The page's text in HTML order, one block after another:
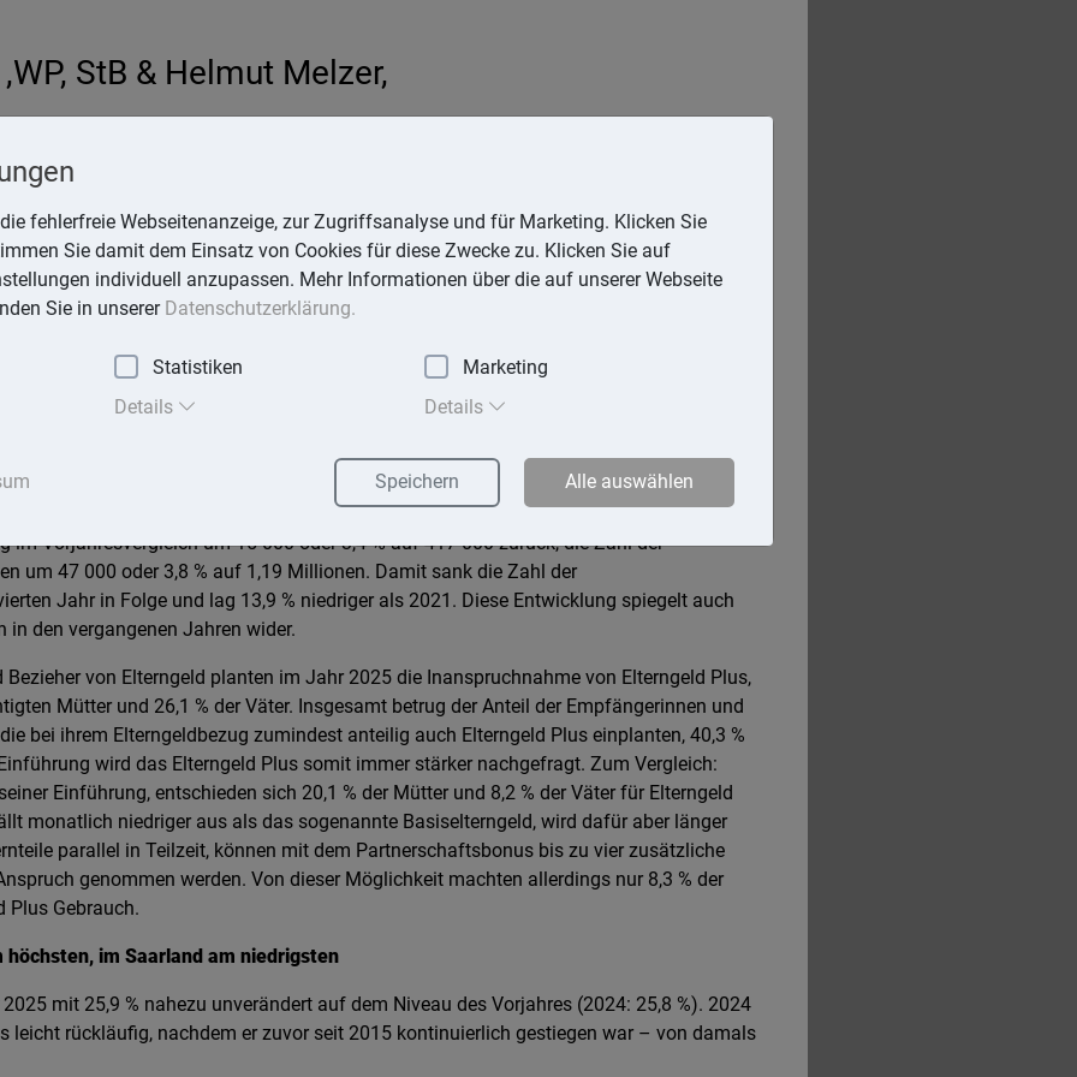
StB & Helmut Melzer,
online.de
und Männer in Deutschland haben im Jahr 2025 Elterngeld erhalten. Das waren rund
als im Jahr 2024. Wie das Statistische Bundesamt (Destatis) mitteilt, ging die Zahl der
im Vorjahresvergleich um 15 000 oder 3,4 % auf 417 000 zurück, die Zahl der
um 47 000 oder 3,8 % auf 1,19 Millionen. Damit sank die Zahl der
Jahr in Folge und lag 13,9 % niedriger als 2021. Diese Entwicklung spiegelt auch
in den vergangenen Jahren wider.
Bezieher von Elterngeld planten im Jahr 2025 die Inanspruchnahme von Elterngeld Plus,
Mütter und 26,1 % der Väter. Insgesamt betrug der Anteil der Empfängerinnen und
bei ihrem Elterngeldbezug zumindest anteilig auch Elterngeld Plus einplanten, 40,3 %
wird das Elterngeld Plus somit immer stärker nachgefragt. Zum Vergleich:
Einführung, entschieden sich 20,1 % der Mütter und 8,2 % der Väter für Elterngeld
monatlich niedriger aus als das sogenannte Basiselterngeld, wird dafür aber länger
parallel in Teilzeit, können mit dem Partnerschaftsbonus bis zu vier zusätzliche
genommen werden. Von dieser Möglichkeit machten allerdings nur 8,3 % der
Plus Gebrauch.
im Saarland am niedrigsten
mit 25,9 % nahezu unverändert auf dem Niveau des Vorjahres (2024: 25,8 %). 2024
leicht rückläufig, nachdem er zuvor seit 2015 kontinuierlich gestiegen war – von damals
fehlerfreie Webseitenanzeige, zur Zugriffsanalyse und für Marketing. Klicken Sie
Sie damit dem Einsatz von Cookies für diese Zwecke zu. Klicken Sie auf
individuell anzupassen. Mehr Informationen über die auf unserer Webseite
Sie in unserer Datenschutzerklärung.
Statistiken
Marketing
Details Details
Speichern Alle auswählen